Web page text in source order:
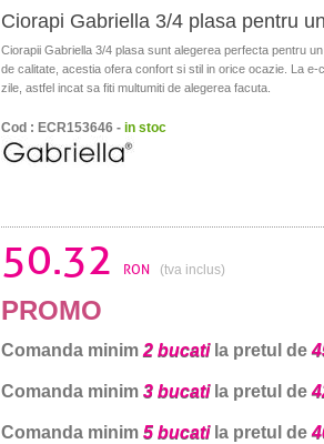
Ciorapi Gabriella 3/4 plasa pentru
Ciorapii Gabriella 3/4 plasa sunt alegerea perfecta pentru
de calitate, acestia ofera confort si stil in orice ocazie. La
zile, astfel incat sa fiti multumiti de alegerea facuta.
Cod : ECR153646 - in stoc
50.32 RON (tva inclus)
PROMO
Comanda minim 2 bucatila pretul de
Comanda minim 3 bucatila pretul de
Comanda minim 5 bucatila pretul de